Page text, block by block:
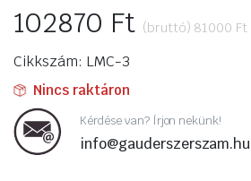
102870 Ft (bruttó) 81000 Ft
Cikkszám: LMC-3
Nincs raktáron
Kérdése van? Írjon nekünk!
info@gauderszerszam.hu